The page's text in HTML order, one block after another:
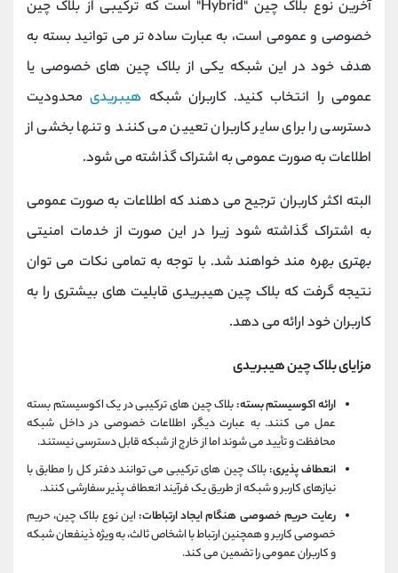
آخرین نوع بلاک چین "Hybrid" است که ترکیبی از بلاک چین
خصوصی و عمومی است، به عبارت ساده تر می توانید بسته به
هدف خود در این شبکه یکی از بلاک چین های خصوصی یا
عمومی را انتخاب کنید. کاربران شبکه هیبریدیمحدودیت
دسترسی را برای سایر کاربران تعیین می کنند و تنها بخشی از
اطلاعات به صورت عمومی به اشتراک گذاشته می شود.
البته اکثر کاربران ترجیح می دهند که اطلاعات به صورت عمومی
به اشتراک گذاشته شود زیرا در این صورت از خدمات امنیتی
بهتری بهره مند خواهند شد. با توجه به تمامی نکات می توان
نتیجه گرفت که بلاک چین هیبریدی قابلیت های بیشتری را به
کاربران خود ارائه می دهد.
مزایای بلاک چین هیبریدی
ارائه اکوسیستم بسته:بلاک چین های ترکیبی در یک اکوسیستم بسته
عمل می کنند. به عبارت دیگر، اطلاعات خصوصی در داخل شبکه
محافظت و تأیید می شوند اما از خارج از شبکه قابل دسترسی نیستند.
انعطاف پذیری:بلاک چین های ترکیبی می توانند دفتر کل را مطابق با
نیازهای کاربر و شبکه از طریق یک فرآیند انعطاف پذیر سفارشی کنند.
رعایت حریم خصوصی هنگام ایجاد ارتباطات: این نوع بلاک چین، حریم
خصوصی کاربر و همچنین ارتباط با اشخاص ثالث، به ویژه ذینفعان شبکه
و کاربران عمومی را تضمین می کند.